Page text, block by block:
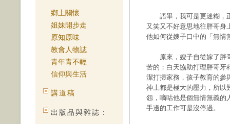
鄉土關懷
姐妹開步走
原知原味
教會人物誌
青年青不輕
信仰與生活
講道稿
出版品與雜誌：
語畢，我可是更迷糊，正
又笑又不好意思地往胖哥身
他如何從嫂子口中的「無情
原來，嫂子自從嫁了胖哥
苦的；白天協助打理胖哥牙
潔打掃家務，孩子教育的參
神上都是極大的壓力，所以
怨，嘀咕他是個無情無義的
手邊的工作可是沒停過。